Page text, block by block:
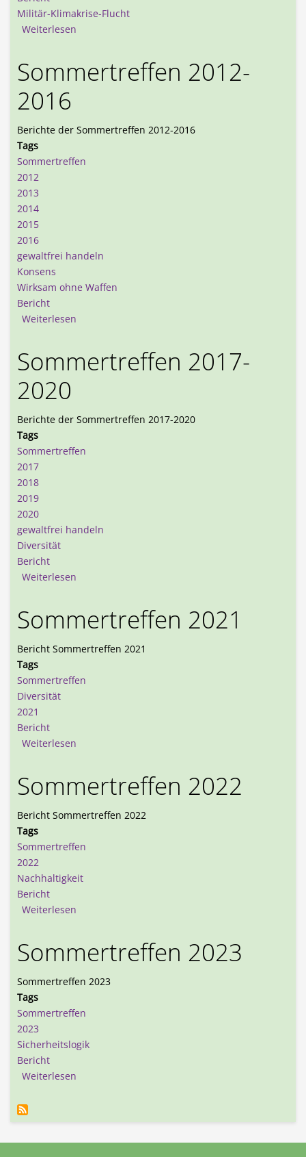
Militär-Klimakrise-Flucht
Weiterlesen
Sommertreffen 2012-
2016
Berichte der Sommertreffen 2012-2016
Tags
Sommertreffen
2012
2013
2014
2015
2016
gewaltfrei handeln
Konsens
Wirksam ohne Waffen
Bericht
Weiterlesen
Sommertreffen 2017-
2020
Berichte der Sommertreffen 2017-2020
Tags
Sommertreffen
2017
2018
2019
2020
gewaltfrei handeln
Diversität
Bericht
Weiterlesen
Sommertreffen 2021
Bericht Sommertreffen 2021
Tags
Sommertreffen
Diversität
2021
Bericht
Weiterlesen
Sommertreffen 2022
Bericht Sommertreffen 2022
Tags
Sommertreffen
2022
Nachhaltigkeit
Bericht
Weiterlesen
Sommertreffen 2023
Sommertreffen 2023
Tags
Sommertreffen
2023
Sicherheitslogik
Bericht
Weiterlesen